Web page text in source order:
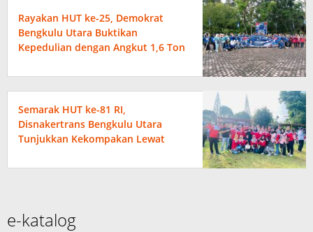
Rayakan HUT ke-25, Demokrat
Bengkulu Utara Buktikan
Kepedulian dengan Angkut 1,6 Ton
Semarak HUT ke-81 RI,
Disnakertrans Bengkulu Utara
Tunjukkan Kekompakan Lewat
e-katalog